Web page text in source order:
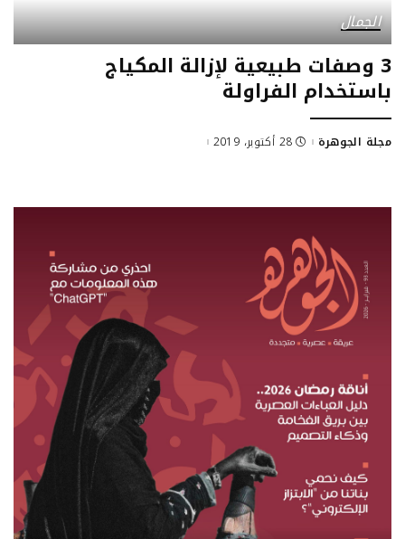
الجمال
3 وصفات طبيعية لإزالة المكياج
باستخدام الفراولة
Posted
مجلة الجوهرة 28 أكتوبر، 2019